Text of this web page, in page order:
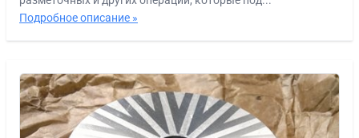
Подробное описание »